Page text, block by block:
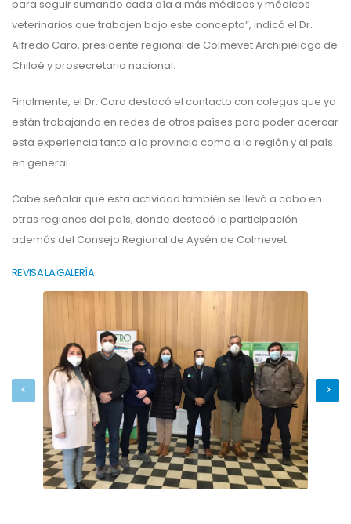
para seguir sumando cada día a más médicas y médicos
veterinarios que trabajen bajo este concepto”, indicó el Dr.
Alfredo Caro, presidente regional de Colmevet Archipiélago de
Chiloé y prosecretario nacional.
Finalmente, el Dr. Caro destacó el contacto con colegas que ya
están trabajando en redes de otros países para poder acercar
esta experiencia tanto a la provincia como a la región y al país
en general.
Cabe señalar que esta actividad también se llevó a cabo en
otras regiones del país, donde destacó la participación
además del Consejo Regional de Aysén de Colmevet.
REVISA LA GALERÍA